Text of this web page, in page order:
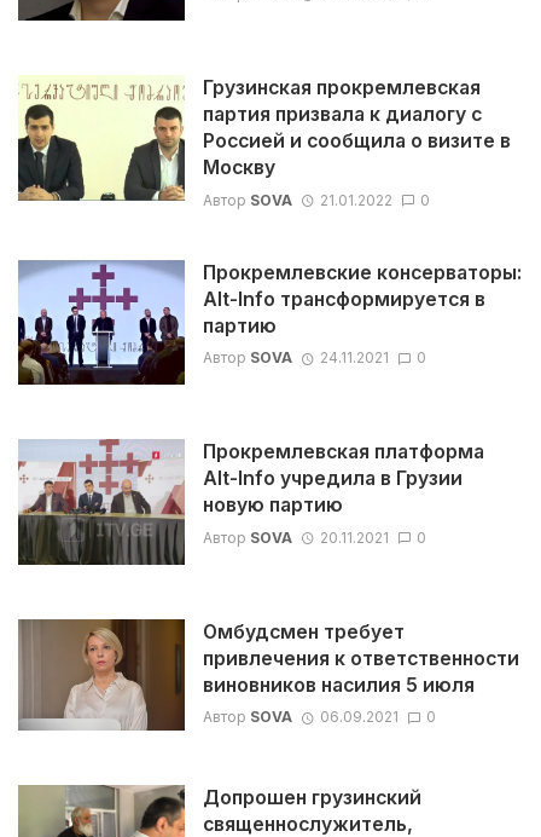
Грузинская прокремлевская
партия призвала к диалогу с
Россией и сообщила о визите в
Москву
Автор SOVA 21.01.2022 0
Прокремлевские консерваторы:
Alt-Info трансформируется в
партию
Автор SOVA 24.11.2021 0
Прокремлевская платформа
Alt-Info учредила в Грузии
новую партию
Автор SOVA 20.11.2021 0
Омбудсмен требует
привлечения к ответственности
виновников насилия 5 июля
Автор SOVA 06.09.2021 0
Допрошен грузинский
священнослужитель,